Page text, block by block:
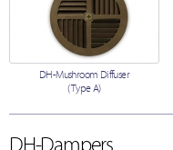
DH-Mushroom Diffuser
(Type A)
DH-Dampers